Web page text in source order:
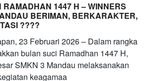
RAMADHAN 1447 H – WINNERS
BERIMAN, BERKARAKTER,
????
23 Februari 2026 – Dalam rangka
bulan suci Ramadhan 1447 H,
SMKN 3 Mandau melaksanakan
keagamaa